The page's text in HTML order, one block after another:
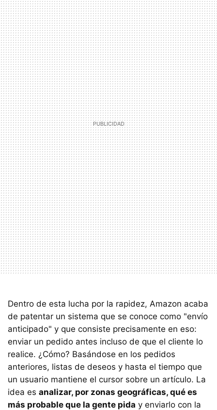
Dentro de esta lucha por la rapidez, Amazon acaba
de patentar un sistema que se conoce como "envío
anticipado" y que consiste precisamente en eso:
enviar un pedido antes incluso de que el cliente lo
realice. ¿Cómo? Basándose en los pedidos
anteriores, listas de deseos y hasta el tiempo que
un usuario mantiene el cursor sobre un artículo. La
idea es analizar, por zonas geográficas, qué es
más probable que la gente pida y enviarlo con la